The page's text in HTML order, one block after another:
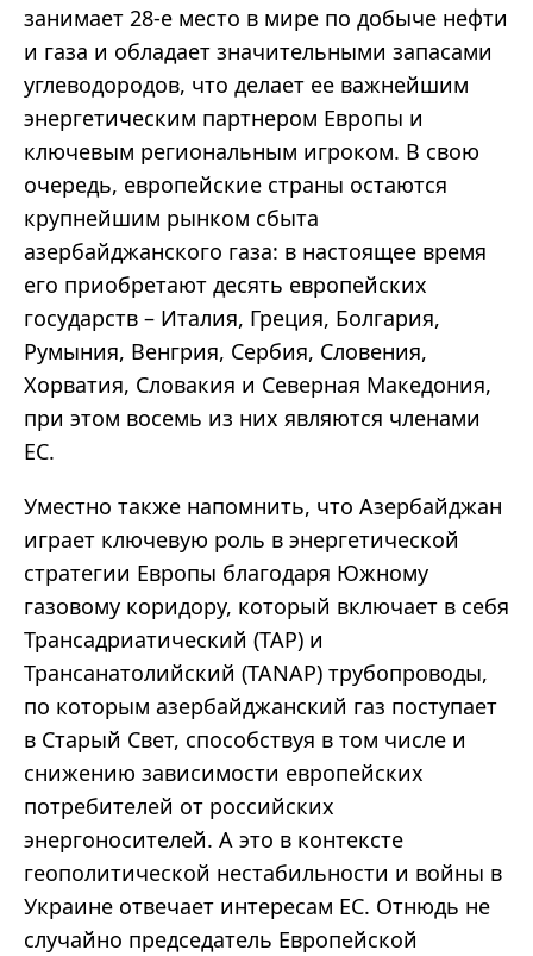
занимает 28-е место в мире по добыче нефти
и газа и обладает значительными запасами
углеводородов, что делает ее важнейшим
энергетическим партнером Европы и
ключевым региональным игроком. В свою
очередь, европейские страны остаются
крупнейшим рынком сбыта
азербайджанского газа: в настоящее время
его приобретают десять европейских
государств – Италия, Греция, Болгария,
Румыния, Венгрия, Сербия, Словения,
Хорватия, Словакия и Северная Македония,
при этом восемь из них являются членами
ЕС.
Уместно также напомнить, что Азербайджан
играет ключевую роль в энергетической
стратегии Европы благодаря Южному
газовому коридору, который включает в себя
Трансадриатический (TAP) и
Трансанатолийский (TANAP) трубопроводы,
по которым азербайджанский газ поступает
в Старый Свет, способствуя в том числе и
снижению зависимости европейских
потребителей от российских
энергоносителей. А это в контексте
геополитической нестабильности и войны в
Украине отвечает интересам ЕС. Отнюдь не
случайно председатель Европейской